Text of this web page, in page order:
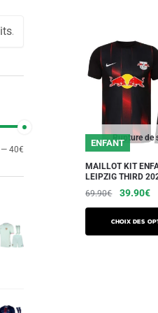
Rupture de
ENFANT
MAILLOT KIT
LEIPZIG THIRD
69.90€
Le
prix
initial
était :
39.90€Le
Choix des
produit
—40€